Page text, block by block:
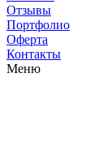
Отзывы
Портфолио
Оферта
Контакты
Меню